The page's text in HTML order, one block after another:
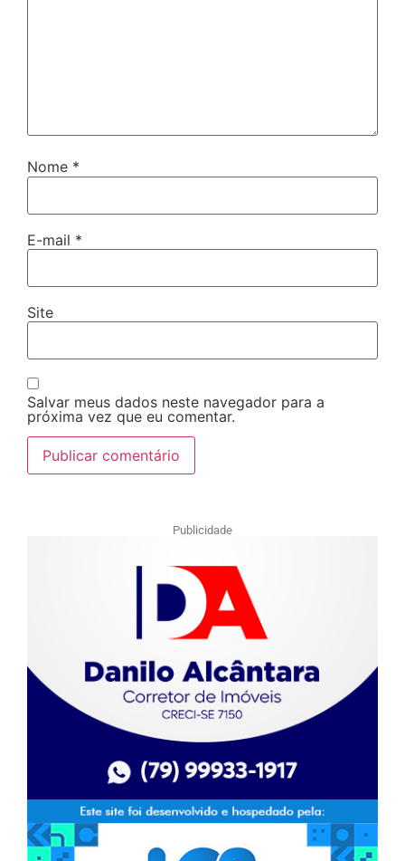
Nome *
E-mail *
Site
Salvar meus dados neste navegador para a
próxima vez que eu comentar.
Publicidade